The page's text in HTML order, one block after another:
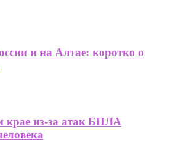
и на Алтае: коротко о
крае из-за атак БПЛА